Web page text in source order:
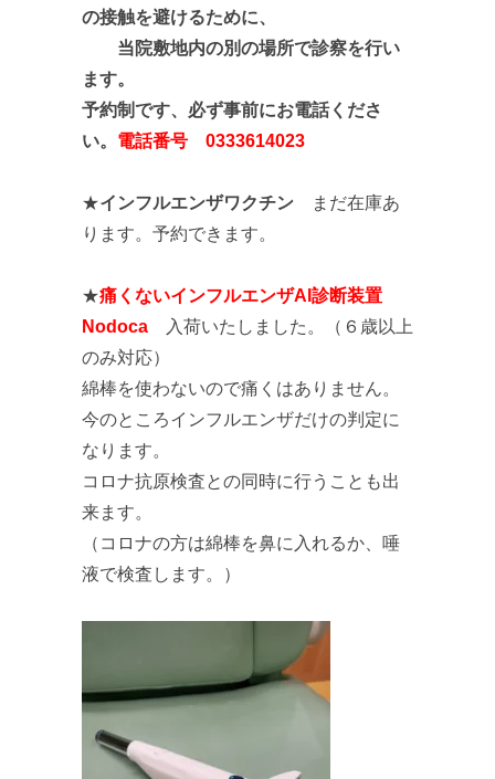
の接触を避けるために、
当院敷地内の別の場所で診察を行い
ます。
予約制です、必ず事前にお電話くださ
い。 電話番号 0333614023
★インフルエンザワクチン まだ在庫あ
ります。予約できます。
★痛くないインフルエンザAI診断装置
Nodoca 入荷いたしました。（６歳以上
のみ対応）
綿棒を使わないので痛くはありません。
今のところインフルエンザだけの判定に
なります。
コロナ抗原検査との同時に行うことも出
来ます。
（コロナの方は綿棒を鼻に入れるか、唾
液で検査します。）